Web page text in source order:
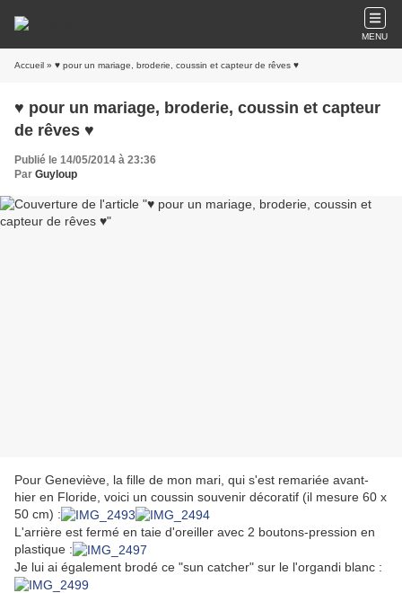
MENU
Accueil » ♥ pour un mariage, broderie, coussin et capteur de rêves ♥
♥ pour un mariage, broderie, coussin et capteur
de rêves ♥
Publié le 14/05/2014 à 23:36
Par Guyloup
Pour Geneviève, la fille de mon mari, qui s'est remariée avant-
hier en Floride, voici un coussin souvenir décoratif (il mesure 60 x
50 cm) :
L'arrière est fermé en taie d'oreiller avec 2 boutons-pression en
plastique :
Je lui ai également brodé ce "sun catcher" sur le l'organdi blanc :